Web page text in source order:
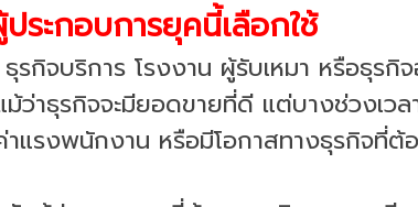
ประกอบการยุคนี้เลือกใช้
ธุรกิจบริการ โรงงาน ผู้รับเหมา หรือธุร
ม้ว่าธุรกิจจะมียอดขายที่ดี แต่บางช่วงเ
รงพนักงาน หรือมีโอกาสทางธุรกิจที่ต้